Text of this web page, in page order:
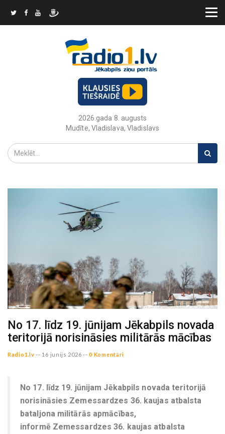
2026.gada 8. augusts
Mudīte, Vladislava, Vladislavs
No 17. līdz 19. jūnijam Jēkabpils novada
teritorijā norisināsies militārās mācības
Radio1.lv -- 16 junijs 2026 -- 0 Komentāri
No 17. līdz 19. jūnijam Jēkabpils novada teritorijā
norisināsies Zemessardzes 36. kaujas atbalsta
bataljona militārās apmācības,
informē Zemessardzes 36. kaujas atbalsta